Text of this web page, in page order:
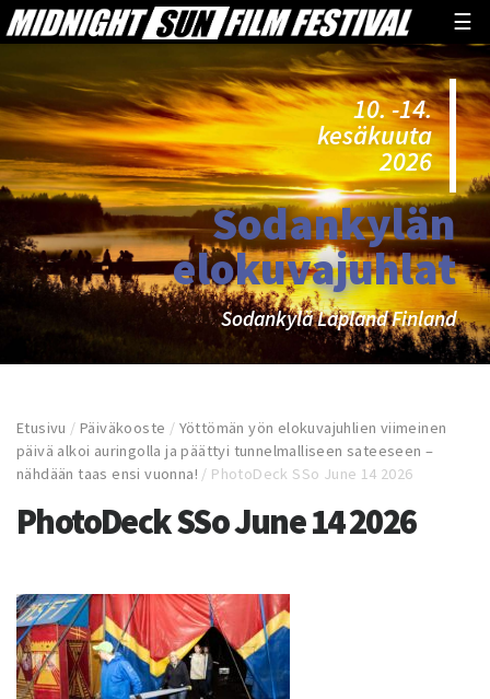
☰
10. -14.
kesäkuuta
2026
Sodankylän
elokuvajuhlat
Sodankylä Lapland Finland
Etusivu /Päiväkooste / Yöttömän yön elokuvajuhlien viimeinen
päivä alkoi auringolla ja päättyi tunnelmalliseen sateeseen –
nähdään taas ensi vuonna! / PhotoDeck SSo June 14 2026
PhotoDeck SSo June 14 2026